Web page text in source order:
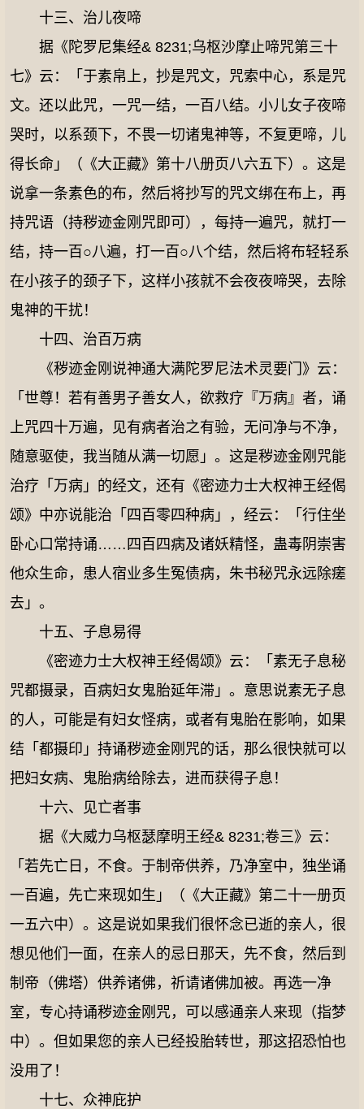
十三、治儿夜啼
据《陀罗尼集经& 8231;乌枢沙摩止啼咒第三十
七》云：「于素帛上，抄是咒文，咒索中心，系是咒
文。还以此咒，一咒一结，一百八结。小儿女子夜啼
哭时，以系颈下，不畏一切诸鬼神等，不复更啼，儿
得长命」（《大正藏》第十八册页八六五下）。这是
说拿一条素色的布，然后将抄写的咒文绑在布上，再
持咒语（持秽迹金刚咒即可），每持一遍咒，就打一
结，持一百○八遍，打一百○八个结，然后将布轻轻系
在小孩子的颈子下，这样小孩就不会夜夜啼哭，去除
鬼神的干扰！
十四、治百万病
《秽迹金刚说神通大满陀罗尼法术灵要门》云：
「世尊！若有善男子善女人，欲救疗『万病』者，诵
上咒四十万遍，见有病者治之有验，无问净与不净，
随意驱使，我当随从满一切愿」。这是秽迹金刚咒能
治疗「万病」的经文，还有《密迹力士大权神王经偈
颂》中亦说能治「四百零四种病」，经云：「行住坐
卧心口常持诵……四百四病及诸妖精怪，蛊毒阴崇害
他众生命，患人宿业多生冤债病，朱书秘咒永远除瘥
去」。
十五、子息易得
《密迹力士大权神王经偈颂》云：「素无子息秘
咒都摄录，百病妇女鬼胎延年滞」。意思说素无子息
的人，可能是有妇女怪病，或者有鬼胎在影响，如果
结「都摄印」持诵秽迹金刚咒的话，那么很快就可以
把妇女病、鬼胎病给除去，进而获得子息！
十六、见亡者事
据《大威力乌枢瑟摩明王经& 8231;卷三》云：
「若先亡日，不食。于制帝供养，乃净室中，独坐诵
一百遍，先亡来现如生」（《大正藏》第二十一册页
一五六中）。这是说如果我们很怀念已逝的亲人，很
想见他们一面，在亲人的忌日那天，先不食，然后到
制帝（佛塔）供养诸佛，祈请诸佛加被。再选一净
室，专心持诵秽迹金刚咒，可以感通亲人来现（指梦
中）。但如果您的亲人已经投胎转世，那这招恐怕也
没用了！
十七、众神庇护